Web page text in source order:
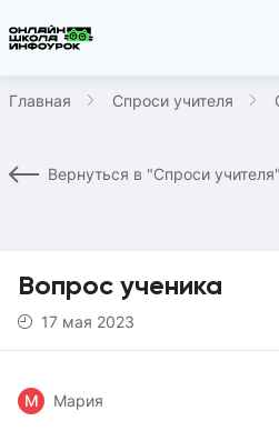
Главная Спроси учителя
Вернуться в "Спроси учителя"
Вопрос ученика
17 мая 2023
М Мария